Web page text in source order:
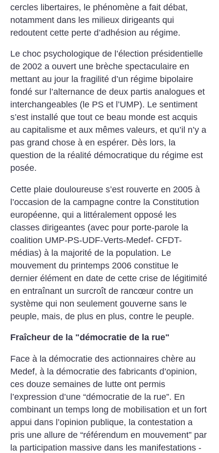
cercles libertaires, le phénomène a fait débat,
notamment dans les milieux dirigeants qui
redoutent cette perte d’adhésion au régime.
Le choc psychologique de l’élection présidentielle
de 2002 a ouvert une brèche spectaculaire en
mettant au jour la fragilité d’un régime bipolaire
fondé sur l’alternance de deux partis analogues et
interchangeables (le PS et l’UMP). Le sentiment
s’est installé que tout ce beau monde est acquis
au capitalisme et aux mêmes valeurs, et qu’il n’y a
pas grand chose à en espérer. Dès lors, la
question de la réalité démocratique du régime est
posée.
Cette plaie douloureuse s’est rouverte en 2005 à
l’occasion de la campagne contre la Constitution
européenne, qui a littéralement opposé les
classes dirigeantes (avec pour porte-parole la
coalition UMP-PS-UDF-Verts-Medef- CFDT-
médias) à la majorité de la population. Le
mouvement du printemps 2006 constitue le
dernier élément en date de cette crise de légitimité
en entraînant un surcroît de rancœur contre un
système qui non seulement gouverne sans le
peuple, mais, de plus en plus, contre le peuple.
Fraîcheur de la "démocratie de la rue"
Face à la démocratie des actionnaires chère au
Medef, à la démocratie des fabricants d’opinion,
ces douze semaines de lutte ont permis
l’expression d’une “démocratie de la rue”. En
combinant un temps long de mobilisation et un fort
appui dans l’opinion publique, la contestation a
pris une allure de “référendum en mouvement” par
la participation massive dans les manifestations -